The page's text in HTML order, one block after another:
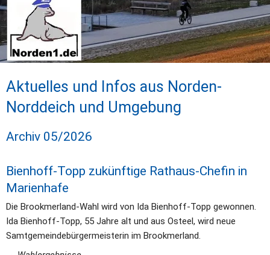
Aktuelles und Infos aus Norden-
Norddeich und Umgebung
Archiv 05/2026
Bienhoff-Topp zukünftige Rathaus-Chefin in
Marienhafe
Die Brookmerland-Wahl wird von Ida Bienhoff-Topp gewonnen.
Ida Bienhoff-Topp, 55 Jahre alt und aus Osteel, wird neue
Samtgemeindebürgermeisterin im Brookmerland.